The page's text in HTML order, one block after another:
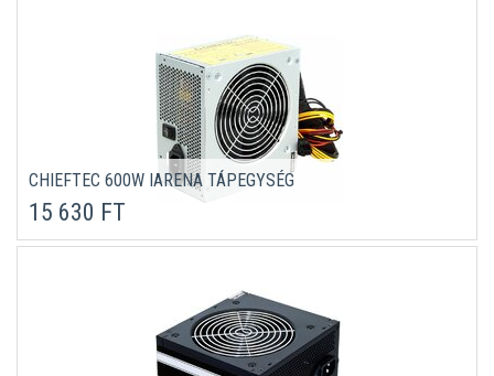
CHIEFTEC 600W IARENA TÁPEGYSÉG
15 630 FT